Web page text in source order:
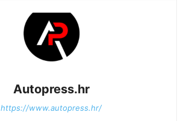
Autopress.hr
https://www.autopress.hr/